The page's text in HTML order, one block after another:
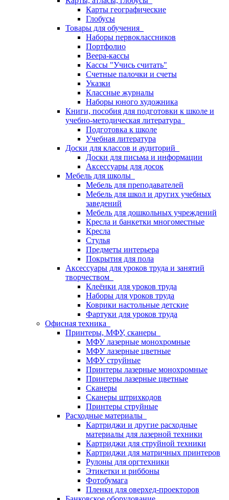
Карты географические
Глобусы
Товары для обучения
Наборы первоклассников
Портфолио
Веера-кассы
Кассы "Учись считать"
Счетные палочки и счеты
Указки
Классные журналы
Наборы юного художника
Книги, пособия для подготовки к школе и
учебно-методическая литература
Подготовка к школе
Учебная литература
Доски для классов и аудиторий
Доски для письма и информации
Аксессуары для досок
Мебель для школы
Мебель для преподавателей
Мебель для школ и других учебных
заведений
Мебель для дошкольных учреждений
Кресла и банкетки многоместные
Кресла
Стулья
Предметы интерьера
Покрытия для пола
Аксессуары для уроков труда и занятий
творчеством
Клеёнки для уроков труда
Наборы для уроков труда
Коврики настольные детские
Фартуки для уроков труда
Офисная техника
Принтеры, МФУ, сканеры
МФУ лазерные монохромные
МФУ лазерные цветные
МФУ струйные
Принтеры лазерные монохромные
Принтеры лазерные цветные
Сканеры
Сканеры штрихкодов
Принтеры струйные
Расходные материалы
Картриджи и другие расходные
материалы для лазерной техники
Картриджи для струйной техники
Картриджи для матричных принтеров
Рулоны для оргтехники
Этикетки и риббоны
Фотобумага
Пленки для оверхед-проекторов